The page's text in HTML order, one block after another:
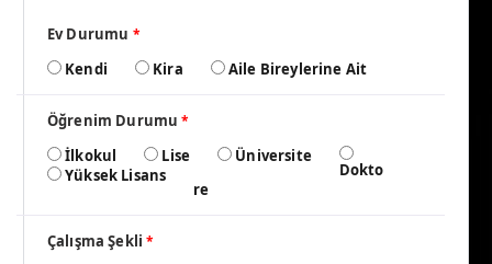
Ev Durumu *
Kendi Kira Aile Bireylerine Ait
Öğrenim Durumu*
İlkokul Lise
Üniversite
Yüksek Lisans
Dokto
re
Çalışma Şekli*